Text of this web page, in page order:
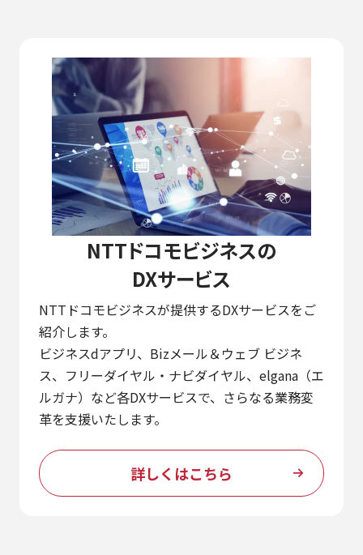
NTTドコモビジネスの
DXサービス
NTTドコモビジネスが提供するDXサービスをご
紹介します。
ビジネスdアプリ、Bizメール＆ウェブ ビジネ
ス、フリーダイヤル・ナビダイヤル、elgana（エ
ルガナ）など各DXサービスで、さらなる業務変
革を支援いたします。
詳しくはこちら